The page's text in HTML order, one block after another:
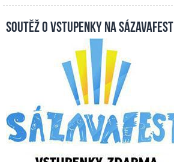
Soutěž o vstupenky na Sázavafest